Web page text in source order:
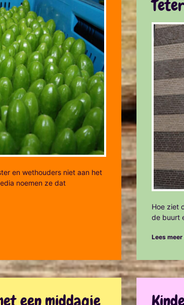
en wethouders niet aan het
noemen ze dat
Hoe ziet
de buurt
Lees meer